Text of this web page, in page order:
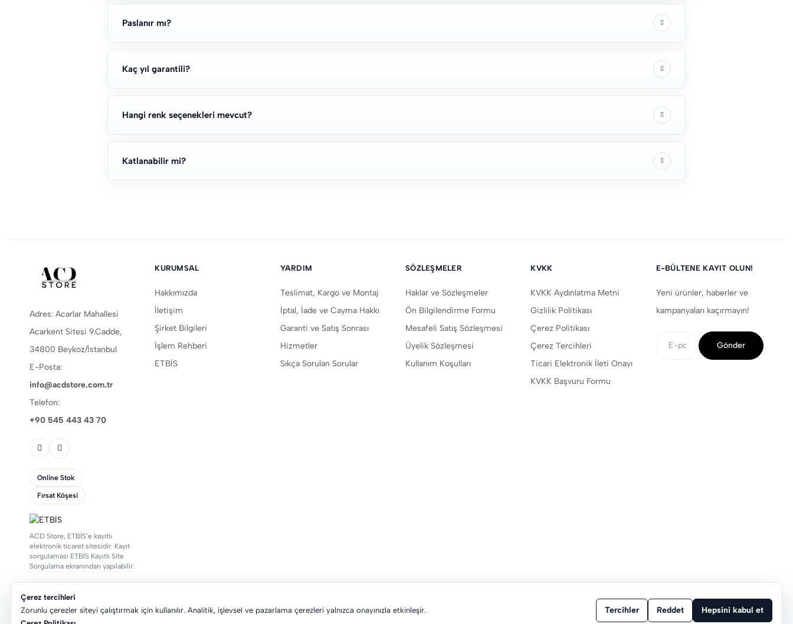
Paslanır mı?
Kaç yıl garantili?
Hangi renk seçenekleri mevcut?
Katlanabilir mi?
Adres: Acarlar Mahallesi
Acarkent Sitesi 9.Cadde,
34800 Beykoz/İstanbul
E-Posta:
info@acdstore.com.tr
Telefon:
+90 545 443 43 70
Online Stok
Fırsat Köşesi
ACD Store, ETBİS’e kayıtlı
elektronik ticaret sitesidir. Kayıt
sorgulaması ETBİS Kayıtlı Site
Sorgulama ekranından yapılabilir.
KURUMSAL
Hakkımızda
İletişim
Şirket Bilgileri
İşlem Rehberi
ETBİS
YARDIM
Teslimat, Kargo ve Montaj
İptal, İade ve Cayma Hakkı
Garanti ve Satış Sonrası
Hizmetler
Sıkça Sorulan Sorular
SÖZLEŞMELER
Haklar ve Sözleşmeler
Ön Bilgilendirme Formu
Mesafeli Satış Sözleşmesi
Üyelik Sözleşmesi
Kullanım Koşulları
KVKK
KVKK Aydınlatma Metni
Gizlilik Politikası
Çerez Politikası
Çerez Tercihleri
Ticari Elektronik İleti Onayı
KVKK Başvuru Formu
E-BÜLTENE KAYIT OLUN!
Yeni ürünler, haberler ve
kampanyaları kaçırmayın!
Gönder
© 2026 ACD Store. Tüm hakları saklıdır.
Çerez tercihleri
Zorunlu çerezler siteyi çalıştırmak için kullanılır. Analitik, işlevsel ve pazarlama çerezleri yalnızca onayınızla etkinleşir.
Tercihler Reddet Hepsini kabul et